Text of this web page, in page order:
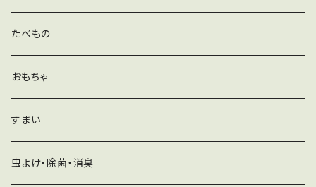
たべもの
おもちゃ
すまい
虫よけ・除菌・消臭